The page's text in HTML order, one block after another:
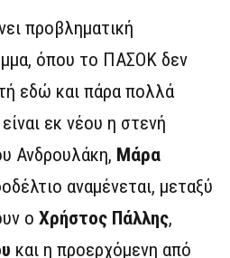
προβληματική
όπου το ΠΑΣΟΚ δεν
εδώ και πάρα πολλά
εκ νέου η στενή
Ανδρουλάκη, Μάρα
αναμένεται, μεταξύ
ο Χρήστος Πάλλης,
και η προερχόμενη από